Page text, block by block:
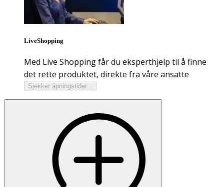
LiveShopping
Med Live Shopping får du eksperthjelp til å finne
det rette produktet, direkte fra våre ansatte
Sjekker åpningstider...